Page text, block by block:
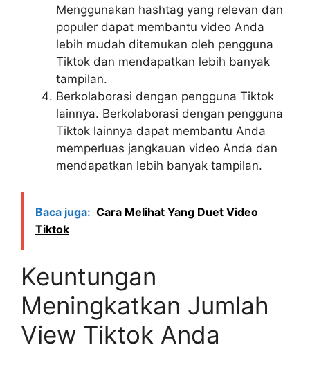
Menggunakan hashtag yang relevan dan
populer dapat membantu video Anda
lebih mudah ditemukan oleh pengguna
Tiktok dan mendapatkan lebih banyak
tampilan.
Berkolaborasi dengan pengguna Tiktok
lainnya. Berkolaborasi dengan pengguna
Tiktok lainnya dapat membantu Anda
memperluas jangkauan video Anda dan
mendapatkan lebih banyak tampilan.
Baca juga: Cara Melihat Yang Duet Video
Tiktok
Keuntungan
Meningkatkan Jumlah
View Tiktok Anda